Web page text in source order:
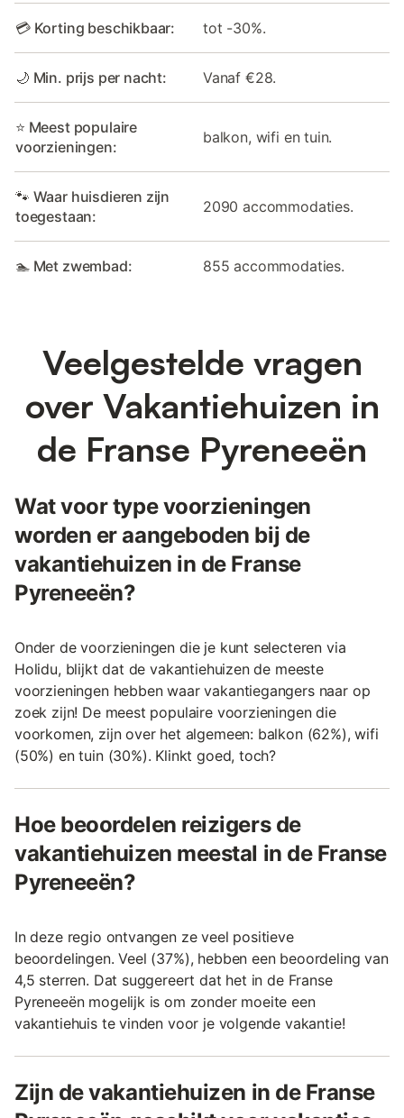
💳 Korting beschikbaar: tot -30%.
🌙 Min. prijs per nacht: Vanaf €28.
⭐ Meest populaire
voorzieningen:
balkon, wifi en tuin.
🐾 Waar huisdieren zijn
toegestaan:
2090 accommodaties.
🏊 Met zwembad: 855 accommodaties.
Veelgestelde vragen
over Vakantiehuizen in
de Franse Pyreneeën
Wat voor type voorzieningen
worden er aangeboden bij de
vakantiehuizen in de Franse
Pyreneeën?
Onder de voorzieningen die je kunt selecteren via
Holidu, blijkt dat de vakantiehuizen de meeste
voorzieningen hebben waar vakantiegangers naar op
zoek zijn! De meest populaire voorzieningen die
voorkomen, zijn over het algemeen: balkon (62%), wifi
(50%) en tuin (30%). Klinkt goed, toch?
Hoe beoordelen reizigers de
vakantiehuizen meestal in de Franse
Pyreneeën?
In deze regio ontvangen ze veel positieve
beoordelingen. Veel (37%), hebben een beoordeling van
4,5 sterren. Dat suggereert dat het in de Franse
Pyreneeën mogelijk is om zonder moeite een
vakantiehuis te vinden voor je volgende vakantie!
Zijn de vakantiehuizen in de Franse